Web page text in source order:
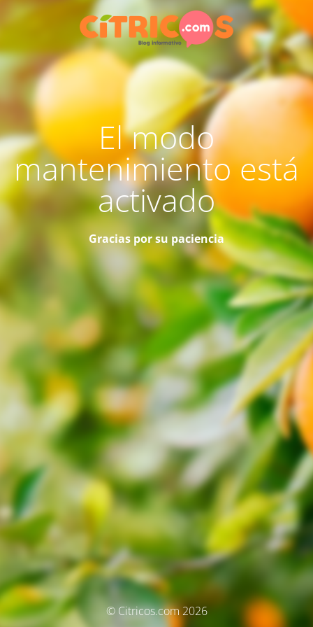
El modo
mantenimiento está
activado
Gracias por su paciencia
© Citricos.com 2026